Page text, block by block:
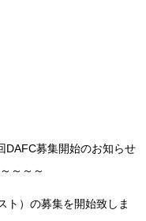
DAFC募集開始のお知らせ
～～～
ト）の募集を開始致しま